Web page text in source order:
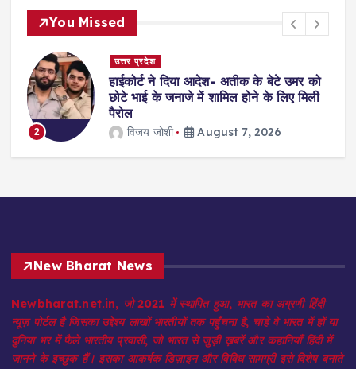
You Missed
दिल्ली
सुप्रीमकोर्ट: 4 साल की दुष्कर्म पीड़िता का
इलाज करने से किया था इनकार, अब अस्पताल
भरेंगे 12 लाख जुर्माना
jagmohan kholiya
New Bharat News
Newbharat.net.in, जो 2021 में स्थापित हुआ, भारत का अग्रणी हिंदी
न्यूज़ पोर्टल है जिसका उद्देश्य लाखों भारतीयों तक पहुँचना है, चाहे वे भारत में हों या
दुनिया भर में फैले भारतीय प्रवासी, जो भारत से जुड़ी ख़बरें और कहानियाँ हिंदी में